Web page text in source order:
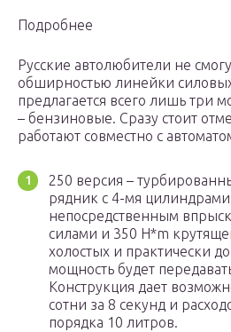
Подробнее
Русские автолюбители не
обширностью линейки силовых
предлагается всего лишь три
– бензиновые. Сразу стоит
работают совместно с
250 версия –
рядник с 4-мя
непосредственным
силами и 350 H*m
холостых и практически
мощность будет
Конструкция дает
сотни за 8 секунд и
порядка 10 литров.